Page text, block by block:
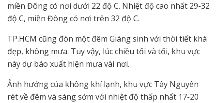
miền Đông có nơi dưới 22 độ C. Nhiệt độ cao nhất 29-32
độ C, miền Đông có nơi trên 32 độ C.
TP.HCM cũng đón một đêm Giáng sinh với thời tiết khá
đẹp, không mưa. Tuy vậy, lúc chiều tối và tối, khu vực
này dự báo xuất hiện mưa vài nơi.
Ảnh hưởng của không khí lạnh, khu vực Tây Nguyên
rét về đêm và sáng sớm với nhiệt độ thấp nhất 17-20